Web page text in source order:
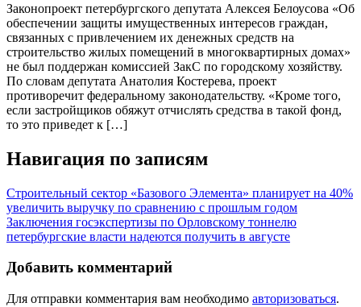
Законопроект петербургского депутата Алексея Белоусова «Об
обеспечении защиты имущественных интересов граждан,
связанных с привлечением их денежных средств на
строительство жилых помещений в многоквартирных домах»
не был поддержан комиссией ЗакС по городскому хозяйству.
По словам депутата Анатолия Костерева, проект
противоречит федеральному законодательству. «Кроме того,
если застройщиков обяжут отчислять средства в такой фонд,
то это приведет к […]
Навигация по записям
Строительный сектор «Базового Элемента» планирует на 40%
увеличить выручку по сравнению с прошлым годом
Заключения госэкспертизы по Орловскому тоннелю
петербургские власти надеются получить в августе
Добавить комментарий
Для отправки комментария вам необходимо авторизоваться.